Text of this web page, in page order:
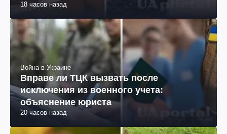
18 часов назад
Война в Украине
Вправе ли ТЦК вызвать после
исключения из военного учета:
объяснение юриста
20 часов назад